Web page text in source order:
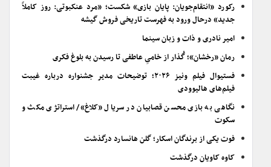
رکورد «انتقام‌جویان: پایان بازی» شکست؛ «مرد عنکبوتی: روز کاملاً
جدید» درحال ورود به فهرست تاریخی فروش گیشه
امیر نادری و ذات و زبان سینما
رمان «رخشان»؛ گُذار از خامیِ عاطفی تا رسیدن به بلوغ فکری
فستیوال فیلم ونیز ۲۰۲۶؛ توضیحات مدیر جشنواره درباره غیبت
فیلم‌های هالیوودی
نگاهی به بازی محسن قصابیان در سریال «کلاغ»/ استراتژی مکث و
سکوت
فوت یکی از برندگان اسکار؛ گلن هانسارد درگذشت
کاوه کاویان درگذشت